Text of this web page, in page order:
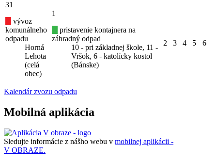
31
vývoz
komunálneho
odpadu
Horná
Lehota
(celá
obec)
1
pristavenie kontajnera na
záhradný odpad
10 - pri základnej škole, 11 -
Vršok, 6 - katolícky kostol
(Bánske)
2 3 4 5 6
Kalendár zvozu odpadu
Mobilná aplikácia
Sledujte informácie z nášho webu v mobilnej aplikácii -
V OBRAZE.